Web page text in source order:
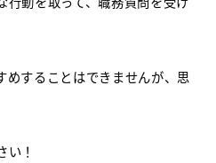
めすることはできませんが、思
！